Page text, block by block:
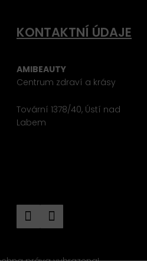
KONTAKTNÍ ÚDAJE
AMIBEAUTY
Centrum zdraví a krásy
Tovární 1378/40, Ústí nad
Labem
práva vyhrazena!